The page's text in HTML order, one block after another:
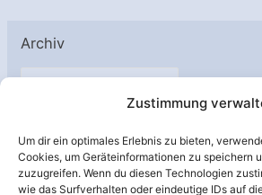
Zustimmung
Um dir ein optimales Erlebnis zu bieten,
Cookies, um Geräteinformationen zu speichern
zuzugreifen. Wenn du diesen Technologien
wie das Surfverhalten oder eindeutige IDs auf
Archiv
A
h
i
Unterstützt von: